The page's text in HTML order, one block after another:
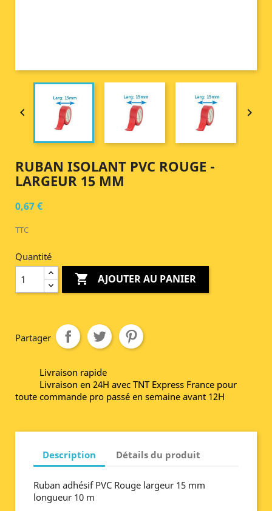
 
RUBAN ISOLANT PVC ROUGE -
LARGEUR 15 MM
0,67 €
TTC
Quantité
 AJOUTER AU PANIER
Partager
Livraison rapide
Livraison en 24H avec TNT Express France pour
toute commande pro passé en semaine avant 12H
Description Détails du produit
Ruban adhésif PVC Rouge largeur 15 mm
longueur 10 m